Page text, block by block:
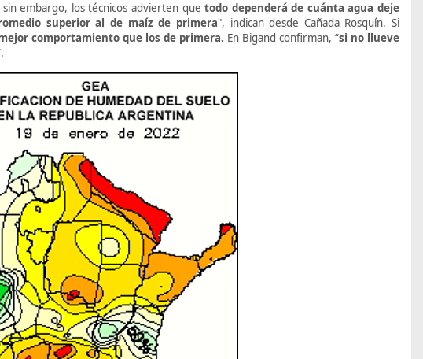
sin embargo, los técnicos advierten quetodo dependerá de cuánta agua deje
superior al de maíz de primera", indican desde Cañada Rosquín. Si
comportamiento que los de primera. En Bigand confirman, “si no llueve